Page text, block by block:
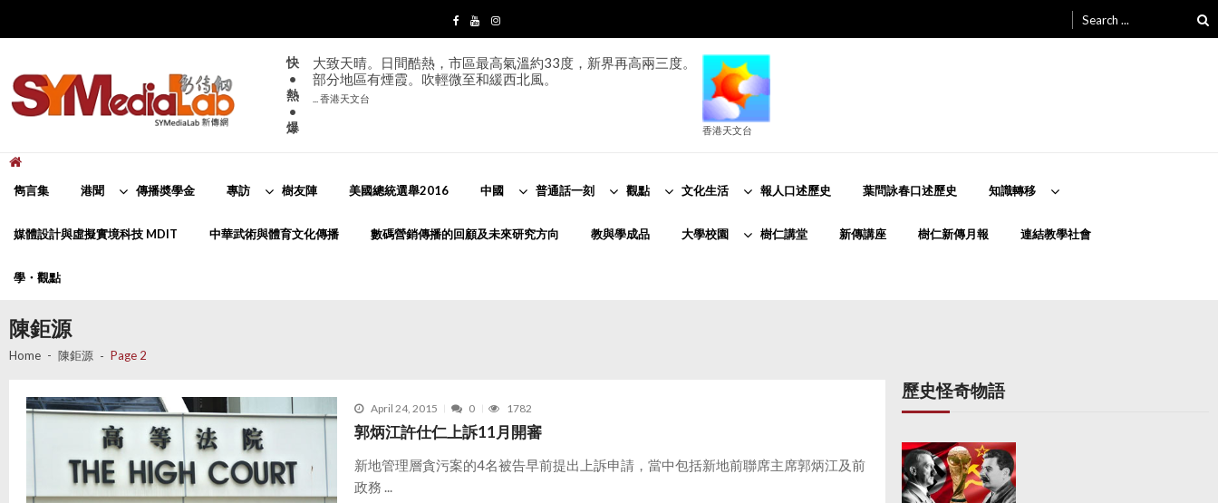
navigation
content
for:
快
•
熱
•
爆
大致天晴。日間酷熱，市區最高氣溫約33度，新界再高兩三度。
部分地區有煙霞。吹輕微至和緩西北風。
... 香港天文台
香港天文台
雋言集 港聞 傳播奬學金 專訪 樹友陣 美國總統選舉2016 中國 普通話一刻 觀點 文化生活 報人口述歷史 葉問詠春口述歷史 知識轉移
媒體設計與虛擬實境科技 MDIT 中華武術與體育文化傳播 數碼營銷傳播的回顧及未來研究方向 教與學成品 大學校園 樹仁講堂 新傳講座 樹仁新傳月報 連結教學社會
學・觀點
陳鉅源
Home 陳鉅源 Page 2
April 24, 2015 0 1782
郭炳江許仕仁上訴11月開審
新地管理層貪污案的4名被告早前提出上訴申請，當中包括新地前聯席主席郭炳江及前
政務 ...
歷史怪奇物語